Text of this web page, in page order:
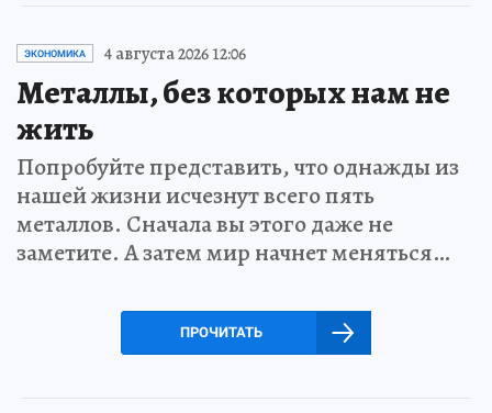
ЭКОНОМИКА 4 августа 2026 12:06
Металлы, без которых нам не
жить
Попробуйте представить, что однажды из
нашей жизни исчезнут всего пять
металлов. Сначала вы этого даже не
заметите. А затем мир начнет меняться…
ПРОЧИТАТЬ